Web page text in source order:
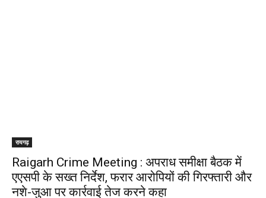
रायगढ़
Raigarh Crime Meeting : अपराध समीक्षा बैठक में
एएसपी के सख्त निर्देश, फरार आरोपियों की गिरफ्तारी और
नशे-जुआ पर कार्रवाई तेज करने कहा